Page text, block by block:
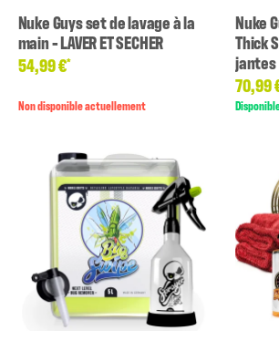
Nuke Guys set de lavage à la
main - LAVER ET SECHER
54,99 €*
Non disponible actuellement
Nuke
Thick
jantes
70,99